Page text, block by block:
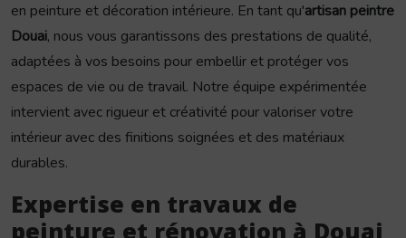
en peinture et décoration intérieure. En tant qu'artisan peintre
Douai, nous vous garantissons des prestations de qualité,
adaptées à vos besoins pour embellir et protéger vos
espaces de vie ou de travail. Notre équipe expérimentée
intervient avec rigueur et créativité pour valoriser votre
intérieur avec des finitions soignées et des matériaux
durables.
Expertise en travaux de
peinture et rénovation à Douai